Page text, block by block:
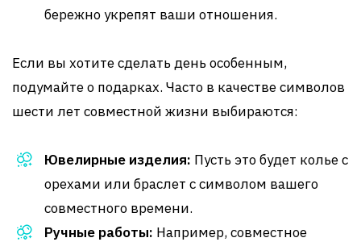
бережно укрепят ваши отношения.
Если вы хотите сделать день особенным,
подумайте о подарках. Часто в качестве символов
шести лет совместной жизни выбираются:
Ювелирные изделия: Пусть это будет колье с
орехами или браслет с символом вашего
совместного времени.
Ручные работы: Например, совместное